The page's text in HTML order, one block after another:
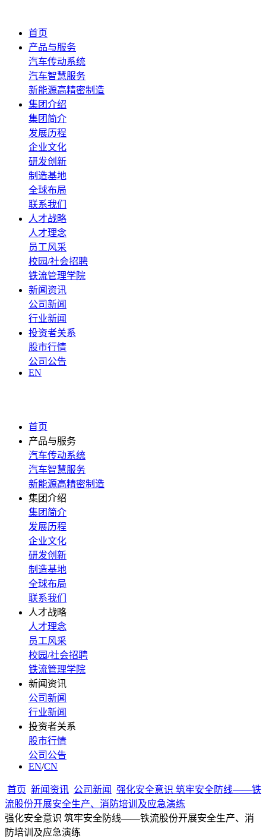
首页
产品与服务
汽车传动系统
汽车智慧服务
新能源高精密制造
集团介绍
集团简介
发展历程
企业文化
研发创新
制造基地
全球布局
联系我们
人才战略
人才理念
员工风采
校园/社会招聘
铁流管理学院
新闻资讯
公司新闻
行业新闻
投资者关系
股市行情
公司公告
EN
首页
产品与服务
汽车传动系统
汽车智慧服务
新能源高精密制造
集团介绍
集团简介
发展历程
企业文化
研发创新
制造基地
全球布局
联系我们
人才战略
人才理念
员工风采
校园/社会招聘
铁流管理学院
新闻资讯
公司新闻
行业新闻
投资者关系
股市行情
公司公告
EN/CN
首页 新闻资讯 公司新闻
强化安全意识 筑牢安全防线——铁
流股份开展安全生产、消防培训及应急演练
强化安全意识 筑牢安全防线——铁流股份开展安全生产、消
防培训及应急演练